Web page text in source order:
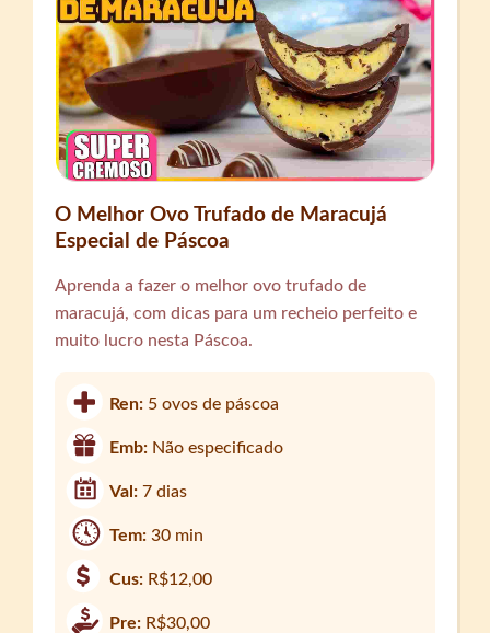
O Melhor Ovo Trufado de Maracujá
Especial de Páscoa
Aprenda a fazer o melhor ovo trufado de
maracujá, com dicas para um recheio perfeito e
muito lucro nesta Páscoa.
Ren: 5 ovos de páscoa
Emb: Não especificado
Val:7 dias
Tem:30 min
Cus: R$12,00
Pre: R$30,00